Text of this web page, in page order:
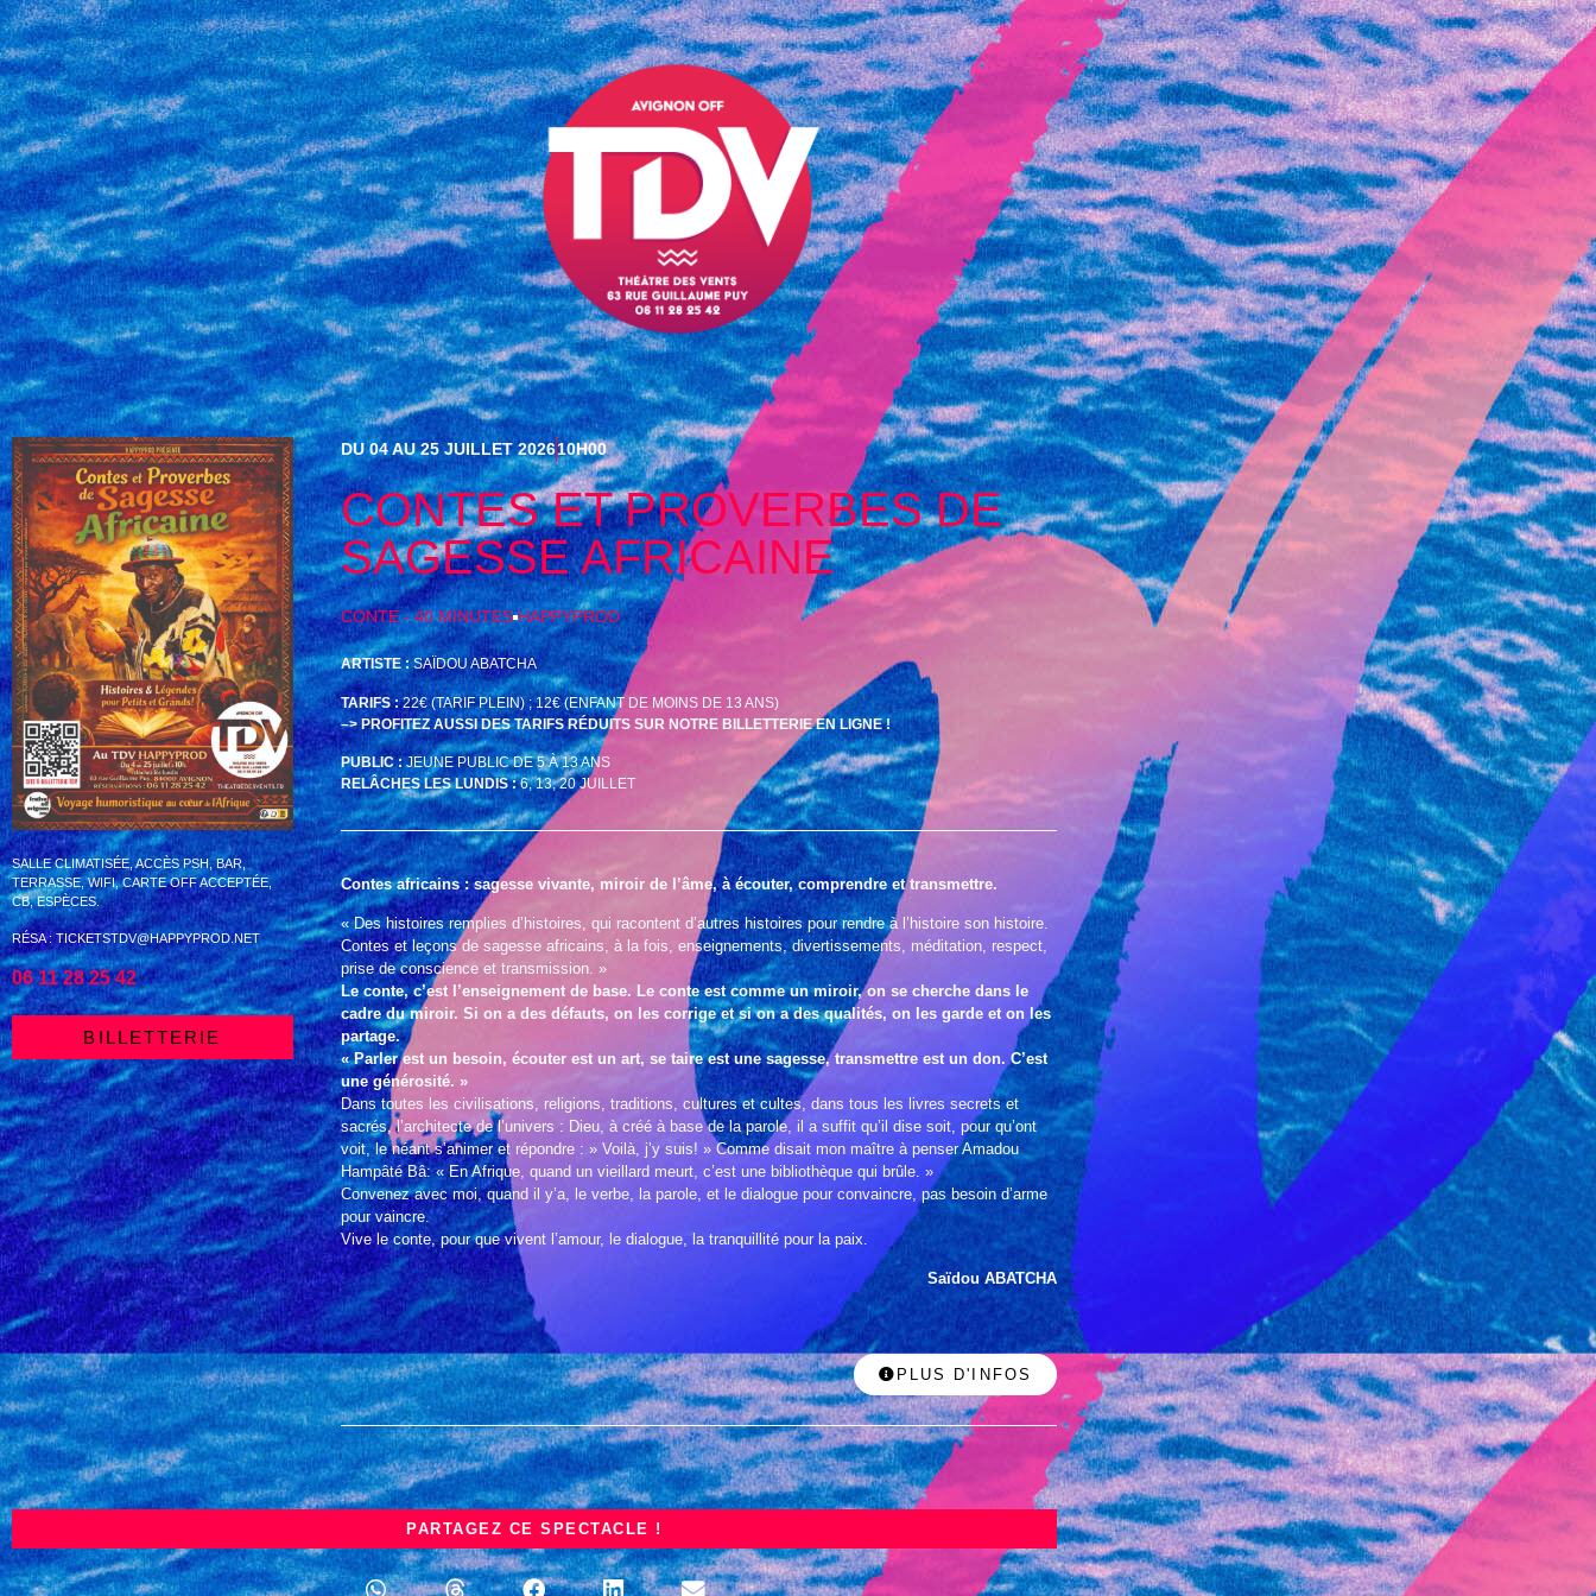
SALLE CLIMATISÉE, ACCÈS PSH, BAR,
TERRASSE, WIFI, CARTE OFF ACCEPTÉE,
CB, ESPÈCES.
RÉSA : TICKETSTDV@HAPPYPROD.NET
06 11 28 25 42
BILLETTERIE
DU 04 AU 25 JUILLET 202610H00
CONTES ET PROVERBES DE
SAGESSE AFRICAINE
CONTE - 40 MINUTES HAPPYPROD
ARTISTE : SAÏDOU ABATCHA
TARIFS :22€ (TARIF PLEIN) ; 12€ (ENFANT DE MOINS DE 13 ANS)
–> PROFITEZ AUSSI DES TARIFS RÉDUITS SUR NOTRE BILLETTERIE EN LIGNE !
PUBLIC :JEUNE PUBLIC DE 5 À 13 ANS
RELÂCHES LES LUNDIS :6, 13, 20 JUILLET
Contes africains : sagesse vivante, miroir de l’âme, à écouter, comprendre et transmettre.
« Des histoires remplies d’histoires, qui racontent d’autres histoires pour rendre à l’histoire son histoire.
Contes et leçons de sagesse africains, à la fois, enseignements, divertissements, méditation, respect,
prise de conscience et transmission. »
Le conte, c’est l’enseignement de base. Le conte est comme un miroir, on se cherche dans le
cadre du miroir. Si on a des défauts, on les corrige et si on a des qualités, on les garde et on les
partage.
« Parler est un besoin, écouter est un art, se taire est une sagesse, transmettre est un don. C’est
une générosité. »
Dans toutes les civilisations, religions, traditions, cultures et cultes, dans tous les livres secrets et
sacrés, l’architecte de l’univers : Dieu, à créé à base de la parole, il a suffit qu’il dise soit, pour qu’ont
voit, le néant s’animer et répondre : » Voilà, j’y suis! » Comme disait mon maître à penser Amadou
Hampâté Bâ: « En Afrique, quand un vieillard meurt, c’est une bibliothèque qui brûle. »
Convenez avec moi, quand il y’a, le verbe, la parole, et le dialogue pour convaincre, pas besoin d’arme
pour vaincre.
Vive le conte, pour que vivent l’amour, le dialogue, la tranquillité pour la paix.
Saïdou ABATCHA
PLUS D'INFOS
PARTAGEZ CE SPECTACLE !